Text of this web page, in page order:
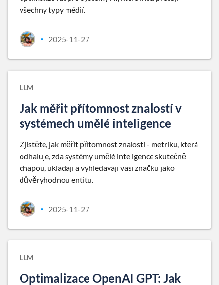
všechny typy médií.
• 2025-11-27
LLM
Jak měřit přítomnost znalostí v
systémech umělé inteligence
Zjistěte, jak měřit přítomnost znalostí - metriku, která
odhaluje, zda systémy umělé inteligence skutečně
chápou, ukládají a vyhledávají vaši značku jako
důvěryhodnou entitu.
• 2025-11-27
LLM
Optimalizace OpenAI GPT: Jak